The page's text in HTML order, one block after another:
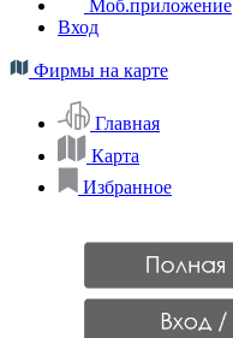
Моб.приложение
Вход
Фирмы на карте
Главная
Карта
Избранное